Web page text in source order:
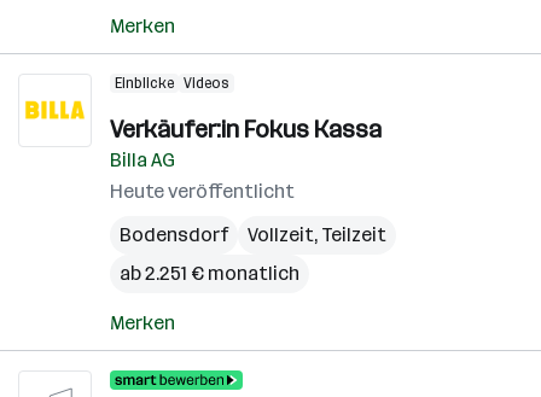
Merken
Einblicke Videos
Verkäufer:in Fokus Kassa
Billa AG
Heute veröffentlicht
Bodensdorf
Vollzeit, Teilzeit
ab 2.251 € monatlich
Merken